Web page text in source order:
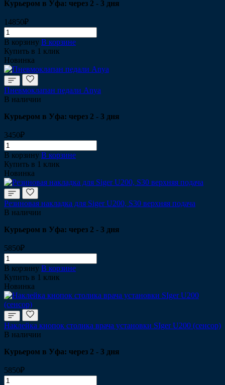
Курьером в Уфа: через 2 - 3 дня
14850₽
В корзину В корзине
Купить в 1 клик
Новинка
Пневмоклапан педали Anya
В наличии
Курьером в Уфа: через 2 - 3 дня
3450₽
В корзину В корзине
Купить в 1 клик
Новинка
Резиновая накладка для Siger U200, S30 верхняя подача
В наличии
Курьером в Уфа: через 2 - 3 дня
5850₽
В корзину В корзине
Купить в 1 клик
Новинка
Наклейка кнопок столика врача установки SIger U200 (сенсор)
В наличии
Курьером в Уфа: через 2 - 3 дня
5850₽